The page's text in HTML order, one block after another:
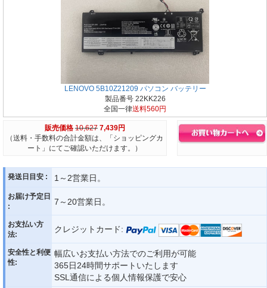
LENOVO 5B10Z21209 パソコン バッテリー
製品番号 22KK226
全国一律送料560円
販売価格 10,627 7,439円
（送料・手数料の合計金額は、「ショッピングカ
ート」にてご確認いただけます。）
発送日目安 : 1～2営業日。
お届け予定日
:
7～20営業日。
お支払い方
法:
クレジットカード:
安全性と利便
性:
幅広いお支払い方法でのご利用が可能
365日24時間サポートいたします
SSL通信による個人情報保護で安心